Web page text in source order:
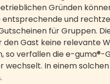
Gründen
und
für Gruppen.
Gast keine relevante
so verfallen die e-guma®-
In einem